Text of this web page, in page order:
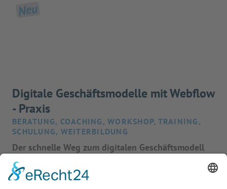
Neu
Digitale Geschäftsmodelle mit Webflow
- Praxis
BERATUNG, COACHING, WORKSHOP, TRAINING,
SCHULUNG, WEITERBILDUNG
Der schnelle Weg zum digitalen Geschäftsmodell
mit der No-Code Lösung Webflow